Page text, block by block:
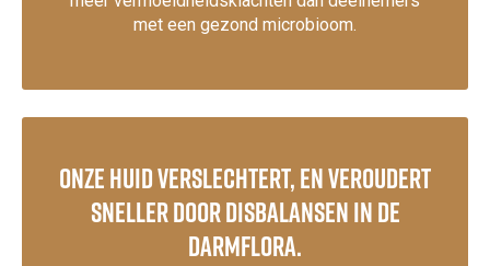
met een gezond microbioom.
Onze huid verslechtert, en veroudert
sneller door disbalansen in de
darmflora.